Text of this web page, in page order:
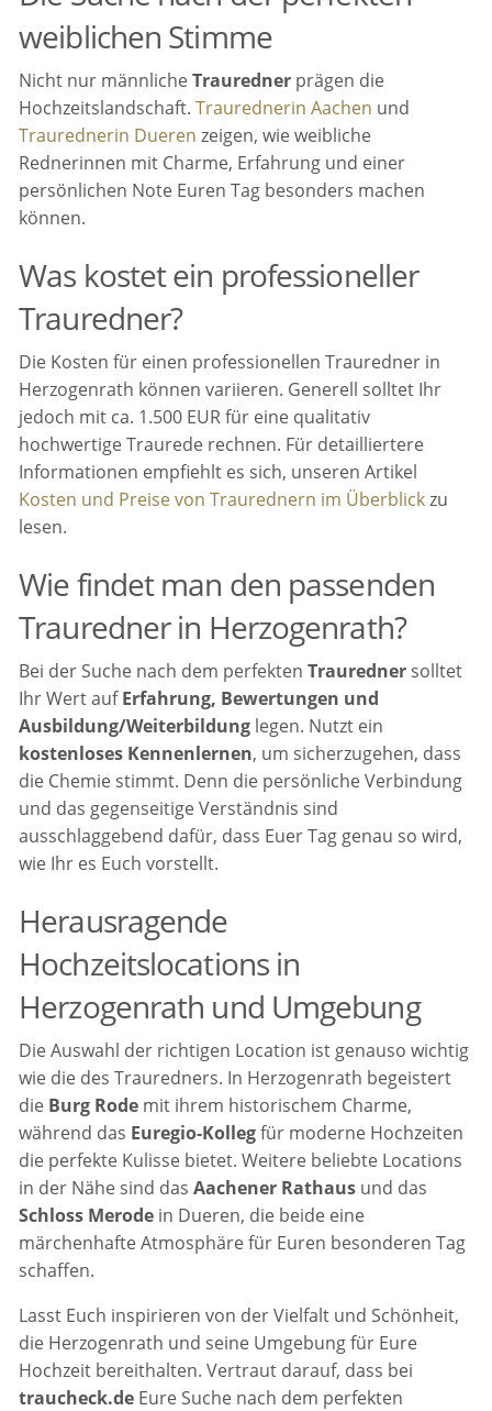
weiblichen Stimme
Nicht nur männlicheTrauredner prägen die
Hochzeitslandschaft.Traurednerin Aachen und
Traurednerin Dueren zeigen, wie weibliche
Rednerinnen mit Charme, Erfahrung und einer
persönlichen Note Euren Tag besonders machen
können.
Was kostet ein professioneller
Trauredner?
Die Kosten für einen professionellen Trauredner in
Herzogenrath können variieren. Generell solltet Ihr
jedoch mit ca. 1.500 EUR für eine qualitativ
hochwertige Traurede rechnen. Für detailliertere
Informationen empfiehlt es sich, unseren Artikel
Kosten und Preise von Traurednern im Überblickzu
lesen.
Wie findet man den passenden
Trauredner in Herzogenrath?
Bei der Suche nach dem perfektenTrauredner solltet
Ihr Wert aufErfahrung, Bewertungen und
Ausbildung/Weiterbildung legen. Nutzt ein
kostenloses Kennenlernen, um sicherzugehen, dass
die Chemie stimmt. Denn die persönliche Verbindung
und das gegenseitige Verständnis sind
ausschlaggebend dafür, dass Euer Tag genau so wird,
wie Ihr es Euch vorstellt.
Herausragende
Hochzeitslocations in
Herzogenrath und Umgebung
Die Auswahl der richtigen Location ist genauso wichtig
wie die des Trauredners. In Herzogenrath begeistert
die Burg Rode mit ihrem historischem Charme,
während das Euregio-Kollegfür moderne Hochzeiten
die perfekte Kulisse bietet. Weitere beliebte Locations
in der Nähe sind dasAachener Rathaus und das
Schloss Merode in Dueren, die beide eine
märchenhafte Atmosphäre für Euren besonderen Tag
schaffen.
Lasst Euch inspirieren von der Vielfalt und Schönheit,
die Herzogenrath und seine Umgebung für Eure
Hochzeit bereithalten. Vertraut darauf, dass bei
traucheck.de Eure Suche nach dem perfekten